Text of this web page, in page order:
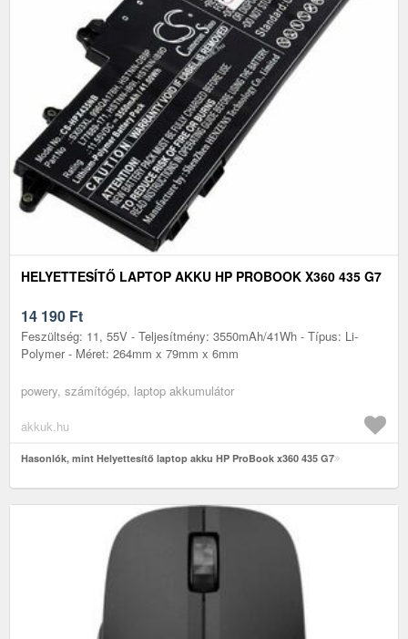
HELYETTESÍTŐ LAPTOP AKKU HP PROBOOK X360 435 G7
14 190 Ft
Feszültség: 11, 55V - Teljesítmény: 3550mAh/41Wh - Típus: Li-
Polymer - Méret: 264mm x 79mm x 6mm
powery, számítógép, laptop akkumulátor
akkuk.hu
Hasonlók, mint Helyettesítő laptop akku HP ProBook x360 435 G7